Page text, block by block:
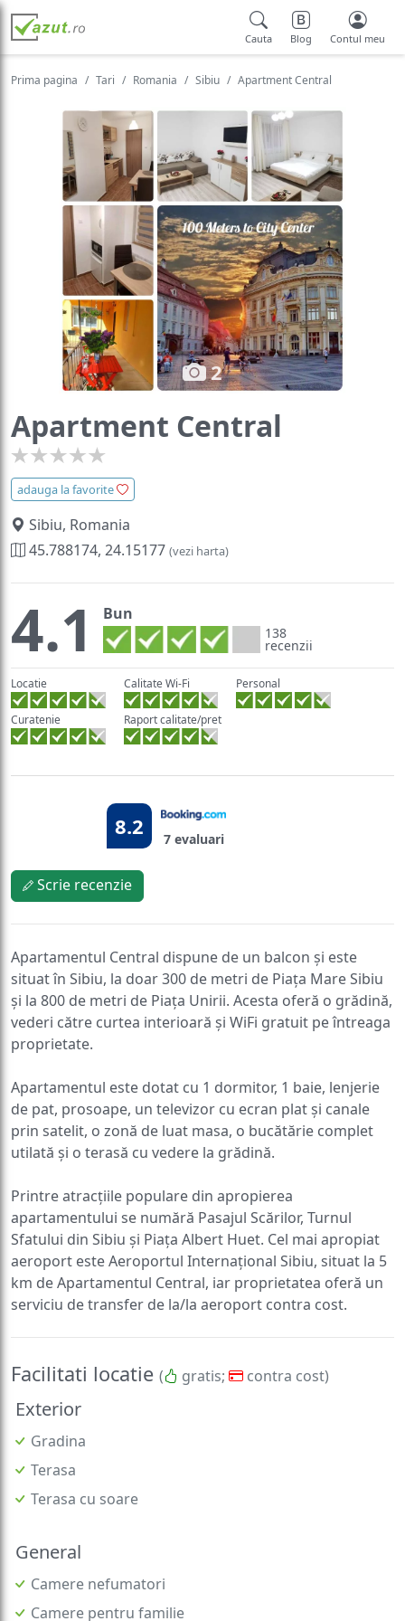
Cauta Blog Contul meu
Prima pagina Tari Romania Sibiu Apartment Central
2
Apartment Central
adauga la favorite
Sibiu, Romania
45.788174, 24.15177 (vezi harta)
4.1 Bun
138
recenzii
Locatie Calitate Wi-Fi Personal
Curatenie Raport calitate/pret
8.2 7 evaluari
Scrie recenzie
Apartamentul Central dispune de un balcon și este
situat în Sibiu, la doar 300 de metri de Piața Mare Sibiu
și la 800 de metri de Piața Unirii. Acesta oferă o grădină,
vederi către curtea interioară și WiFi gratuit pe întreaga
proprietate.
Apartamentul este dotat cu 1 dormitor, 1 baie, lenjerie
de pat, prosoape, un televizor cu ecran plat și canale
prin satelit, o zonă de luat masa, o bucătărie complet
utilată și o terasă cu vedere la grădină.
Printre atracțiile populare din apropierea
apartamentului se numără Pasajul Scărilor, Turnul
Sfatului din Sibiu și Piața Albert Huet. Cel mai apropiat
aeroport este Aeroportul Internațional Sibiu, situat la 5
km de Apartamentul Central, iar proprietatea oferă un
serviciu de transfer de la/la aeroport contra cost.
Facilitati locatie ( gratis; contra cost)
Exterior
Gradina
Terasa
Terasa cu soare
General
Camere nefumatori
Camere pentru familie